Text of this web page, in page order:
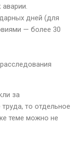
дней (для
— более 30
за
то отдельное
теме можно не